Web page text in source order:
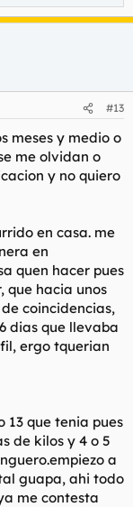
#13
meses y medio o
me olvidan o
y no quiero
en casa. me
en
quen hacer pues
que hacia unos
coincidencias,
dias que llevaba
ergo tquerian
13 que tenia pues
de kilos y 4 o 5
a
guapa, ahi todo
me contesta